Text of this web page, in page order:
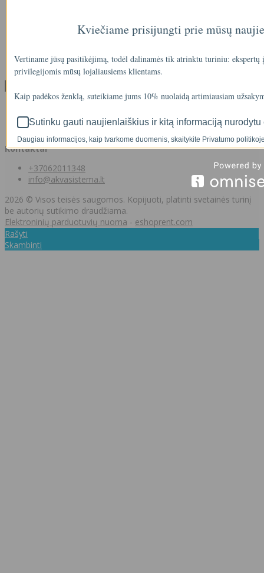
Partnerystės programa
Svetainės medis
Kontaktai
Užsakymų istorija
Norų sąrašas
Kontaktai
+37062011348
info@akvasistema.lt
2026 © Visos teisės saugomos. Kopijuoti, platinti svetainės turinį
be autorių sutikimo draudžiama.
Elektroninių parduotuvių nuoma - eshoprent.com
Rašyti
Skambinti
Kviečiame prisijungti prie mūsų
Vertiname jūsų pasitikėjimą, todėl dalinamės tik atrinktu turiniu:
privilegijomis mūsų lojaliausiems klientams.
Kaip padėkos ženklą, suteikiame jums 10% nuolaidą artimiausiam
Sutinku gauti naujienlaiškius ir kitą informaciją
Daugiau informacijos, kaip tvarkome duomenis, skaitykite Privatumo